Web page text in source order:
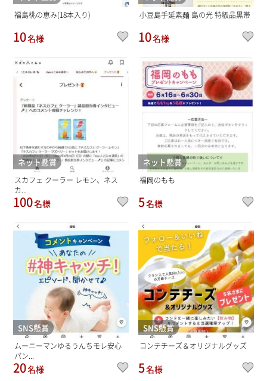
福島桃の恵み(18本入り)
10名様
小豆島手延素麺 島の光 特級品黒帯
10名様
ネット懸賞
スカフェ クーラー レモン、ネス
カ...
100名様
ネット懸賞
福岡のもも
5名様
SNS懸賞
ムーニーマンゆるうんちモレ安心
パン...
20名様
SNS懸賞
コンテチーズ＆オリジナルグッズ
5名様